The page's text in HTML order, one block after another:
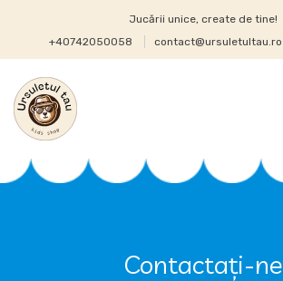
Jucării unice, create de tine!
+40742050058
contact@ursuletultau.ro
Contactați-ne